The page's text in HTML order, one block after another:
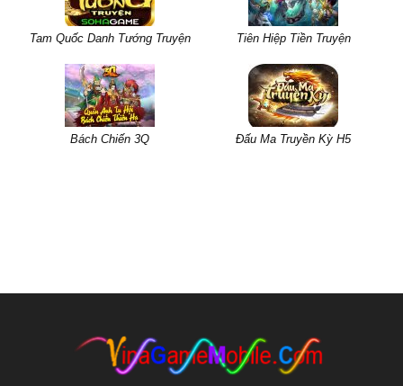
Tam Quốc Danh Tướng Truyện Tiên Hiệp Tiền Truyện
Bách Chiến 3Q Đấu Ma Truyền Kỳ H5